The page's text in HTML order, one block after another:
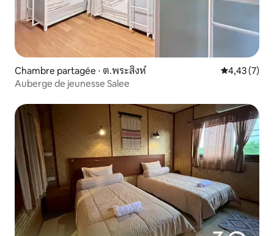
Chambre partagée ⋅ ต.พระสิงห์ Évaluation
4,43 (7)
Auberge de jeunesse Salee